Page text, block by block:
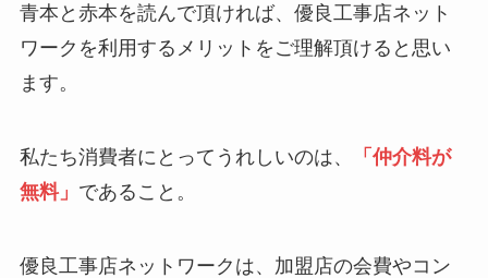
青本と赤本を読んで頂ければ、優良工事店ネット
ワークを利用するメリットをご理解頂けると思い
ます。
私たち消費者にとってうれしいのは、
「仲介料が
無料」 であること。
優良工事店ネットワークは、加盟店の会費やコン